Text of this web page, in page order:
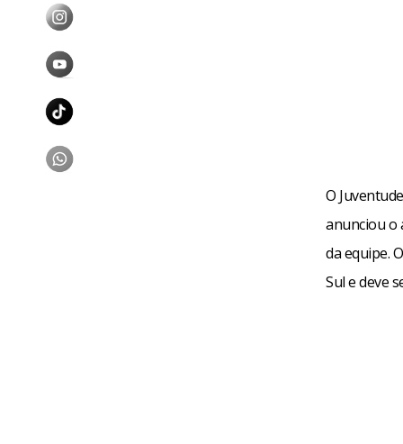
O
anunciou o
da equipe.
Sul e deve